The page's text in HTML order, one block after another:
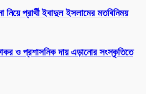
নিয়ে প্রার্থী ইবাদুল ইসলামের মতবিনিময়
ও প্রশাসনিক দায় এড়ানোর সংস্কৃতিতে